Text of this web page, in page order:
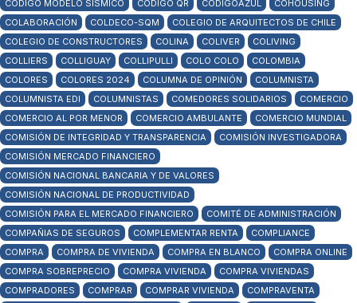
CÓDIGO MODELO SÍSMICO CÓDIGO QR CÓDIGOAZUL
COHOUSING
COLABORACIÓN
COLDECO-SQM
COLEGIO DE ARQUITECTOS DE CHILE
COLEGIO DE CONSTRUCTORES
COLINA COLIVER
COLIVING
COLLIERS
COLLIGUAY COLLIPULLI COLO COLO
COLOMBIA
COLORES
COLORES 2024 COLUMNA DE OPINIÓN
COLUMNISTA
COLUMNISTA EDI
COLUMNISTAS COMEDORES SOLIDARIOS
COMERCIO
COMERCIO AL POR MENOR
COMERCIO AMBULANTE
COMERCIO MUNDIAL
COMISIÓN DE INTEGRIDAD Y TRANSPARENCIA
COMISIÓN INVESTIGADORA
COMISIÓN MERCADO FINANCIERO
COMISIÓN NACIONAL BANCARIA Y DE VALORES
COMISIÓN NACIONAL DE PRODUCTIVIDAD
COMISIÓN PARA EL MERCADO FINANCIERO
COMITÉ DE ADMINISTRACIÓN
COMPAÑIAS DE SEGUROS
COMPLEMENTAR RENTA
COMPLIANCE
COMPRA
COMPRA DE VIVIENDA COMPRA EN BLANCO
COMPRA ONLINE
COMPRA SOBREPRECIO
COMPRA VIVIENDA
COMPRA VIVIENDAS
COMPRADORES
COMPRAR COMPRAR VIVIENDA
COMPRAVENTA